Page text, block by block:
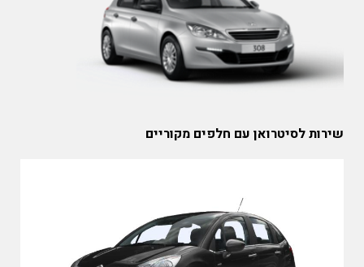
שירות לסיטרואן עם חלפים מקוריים